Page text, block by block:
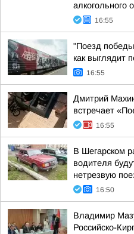
алкогольного
16:55
"Поезд
как выглядит
16:55
Дмитрий
встречает
16:55
В Шегарском
водителя
нетрезвую
16:50
Владимир
Российско-